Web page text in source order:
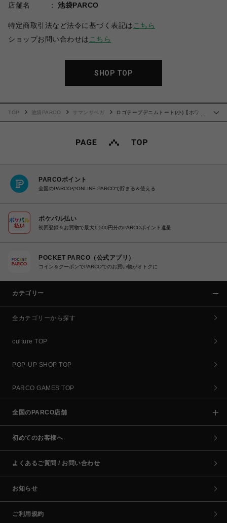
店舗名
池袋PARCO
特定商取引法など法令に基づく表記は こちら
ショップお問い合わせは こちら
SHOP TOP
TOP 池袋PARCO サマンサベガ
ロゴテープデニムトート(小)【ホワイ
PARCOポイント
全国のPARCOやONLINE PARCOで貯まる＆使える
ポケパル払い
初回登録＆お買物で最大1,500円分のPARCOポイント進呈
POCKET PARCO（公式アプリ）
コイン＆クーポンでPARCOでのお買い物がオトクに
カテゴリー
全カテゴリーから探す
culture TOP
POP-UP SHOP TOP
PARCO GAMES TOP
全国のPARCO店舗
初めてのお客様へ
よくあるご質問 / お問い合わせ
お知らせ
ご利用規約